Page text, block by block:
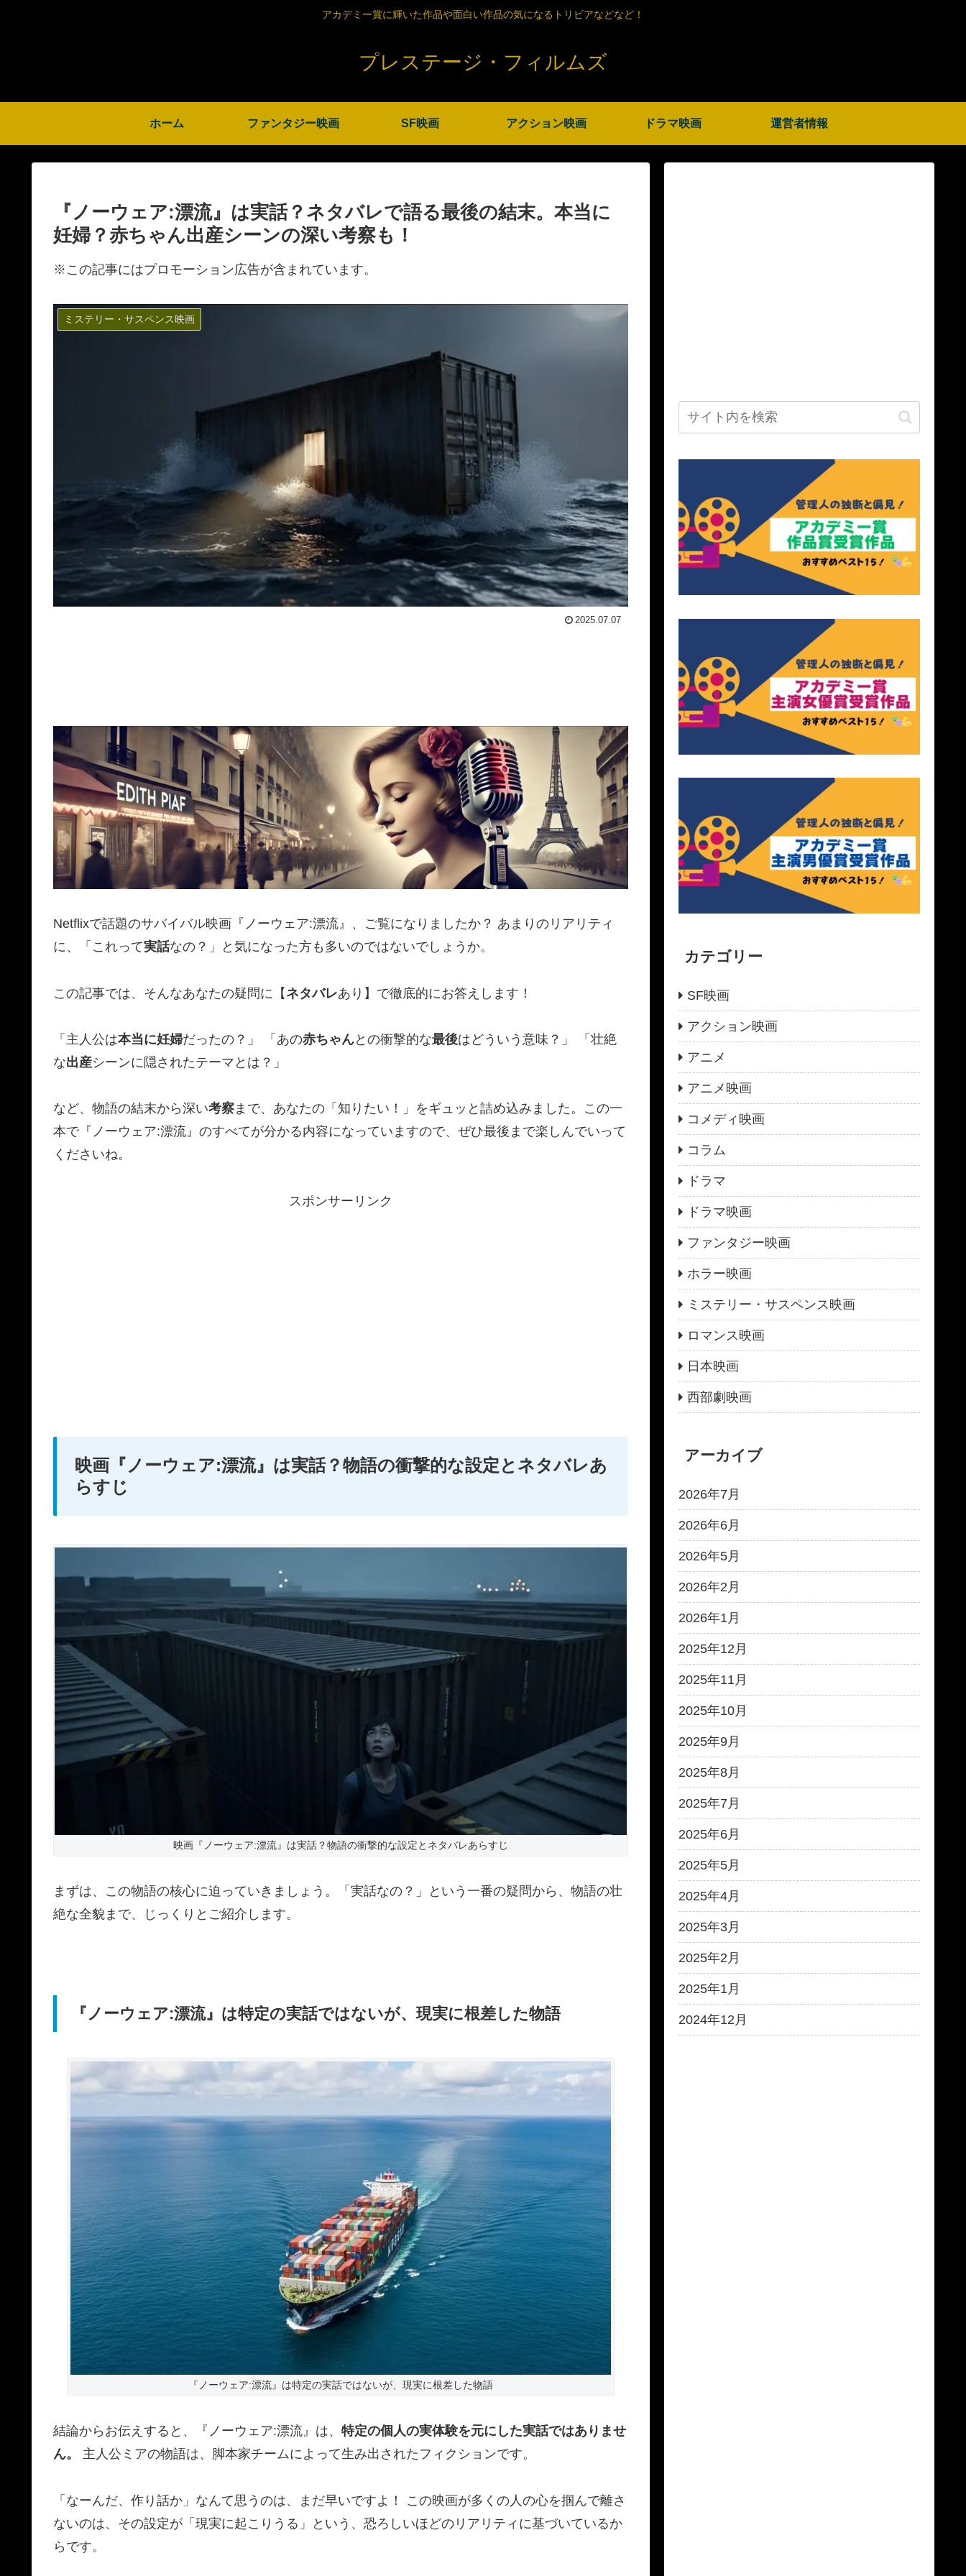
アカデミー賞に輝いた作品や面白い作品の気になるトリビアなどなど！
プレステージ・フィルムズ
ホーム ファンタジー映画 SF映画 アクション映画 ドラマ映画 運営者情報
『ノーウェア:漂流』は実話？ネタバレで語る最後の結末。本当に
妊婦？赤ちゃん出産シーンの深い考察も！
※この記事にはプロモーション広告が含まれています。
ミステリー・サスペンス映画
2025.07.07
Netflixで話題のサバイバル映画『ノーウェア:漂流』、ご覧になりましたか？ あまりのリアリティ
に、「これって実話なの？」と気になった方も多いのではないでしょうか。
この記事では、そんなあなたの疑問に【 ネタバレあり】で徹底的にお答えします！
「主人公は本当に妊婦だったの？」 「あの赤ちゃんとの衝撃的な最後はどういう意味？」 「壮絶
な出産シーンに隠されたテーマとは？」
など、物語の結末から深い考察まで、あなたの「知りたい！」をギュッと詰め込みました。この一
本で『ノーウェア:漂流』のすべてが分かる内容になっていますので、ぜひ最後まで楽しんでいって
くださいね。
スポンサーリンク
映画『ノーウェア:漂流』は実話？物語の衝撃的な設定とネタバレあ
らすじ
映画『ノーウェア:漂流』は実話？物語の衝撃的な設定とネタバレあらすじ
まずは、この物語の核心に迫っていきましょう。「実話なの？」という一番の疑問から、物語の壮
絶な全貌まで、じっくりとご紹介します。
『ノーウェア:漂流』は特定の実話ではないが、現実に根差した物語
『ノーウェア:漂流』は特定の実話ではないが、現実に根差した物語
結論からお伝えすると、『ノーウェア:漂流』は、 特定の個人の実体験を元にした実話ではありませ
ん。
主人公ミアの物語は、脚本家チームによって生み出されたフィクションです。
「なーんだ、作り話か」なんて思うのは、まだ早いですよ！ この映画が多くの人の心を掴んで離さ
ないのは、その設定が「現実に起こりうる」という、恐ろしいほどのリアリティに基づいているか
らです。
カテゴリー
SF映画
アクション映画
アニメ
アニメ映画
コメディ映画
コラム
ドラマ
ドラマ映画
ファンタジー映画
ホラー映画
ミステリー・サスペンス映画
ロマンス映画
日本映画
西部劇映画
アーカイブ
2026年7月
2026年6月
2026年5月
2026年2月
2026年1月
2025年12月
2025年11月
2025年10月
2025年9月
2025年8月
2025年7月
2025年6月
2025年5月
2025年4月
2025年3月
2025年2月
2025年1月
2024年12月